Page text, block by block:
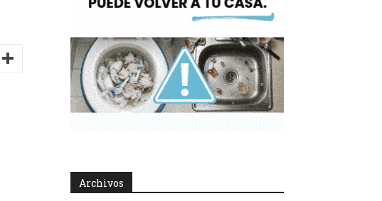
Archivos